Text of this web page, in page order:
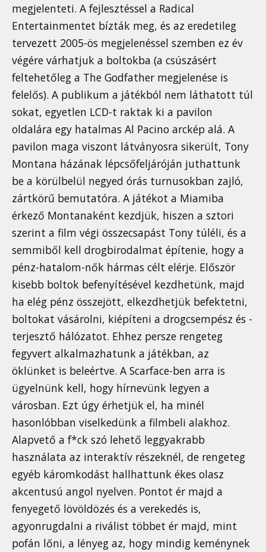
megjelenteti. A fejlesztéssel a Radical
Entertainmentet bízták meg, és az eredetileg
tervezett 2005-ös megjelenéssel szemben ez év
végére várhatjuk a boltokba (a csúszásért
feltehetőleg a The Godfather megjelenése is
felelős). A publikum a játékból nem láthatott túl
sokat, egyetlen LCD-t raktak ki a pavilon
oldalára egy hatalmas Al Pacino arckép alá. A
pavilon maga viszont látványosra sikerült, Tony
Montana házának lépcsőfeljáróján juthattunk
be a körülbelül negyed órás turnusokban zajló,
zártkörű bemutatóra. A játékot a Miamiba
érkező Montanaként kezdjük, hiszen a sztori
szerint a film végi összecsapást Tony túléli, és a
semmiből kell drogbirodalmat építenie, hogy a
pénz-hatalom-nők hármas célt elérje. Először
kisebb boltok befenyítésével kezdhetünk, majd
ha elég pénz összejött, elkezdhetjük befektetni,
boltokat vásárolni, kiépíteni a drogcsempész és -
terjesztő hálózatot. Ehhez persze rengeteg
fegyvert alkalmazhatunk a játékban, az
öklünket is beleértve. A Scarface-ben arra is
ügyelnünk kell, hogy hírnevünk legyen a
városban. Ezt úgy érhetjük el, ha minél
hasonlóbban viselkedünk a filmbeli alakhoz.
Alapvető a f*ck szó lehető leggyakrabb
használata az interaktív részeknél, de rengeteg
egyéb káromkodást hallhattunk ékes olasz
akcentusú angol nyelven. Pontot ér majd a
fenyegető lövöldözés és a verekedés is,
agyonrugdalni a riválist többet ér majd, mint
pofán lőni, a lényeg az, hogy mindig keménynek